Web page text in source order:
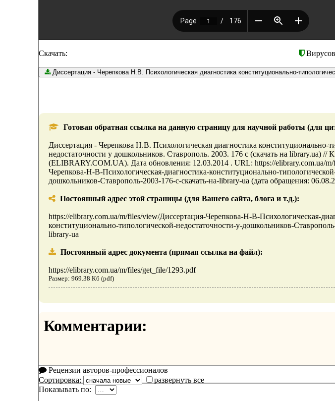
Скачать:
Диссертация - Черепкова Н.В. Психологическая диагностика конституционально-
Готовая обратная ссылка на данную страницу для научной работы (для
Диссертация - Черепкова Н.В. Психологическая диагностика конституционально-
недостаточности у дошкольников. Ставрополь. 2003. 176 с (скачать на library.ua) //
(ELIBRARY.COM.UA). Дата обновления: 12.03.2014 . URL: https://elibrary.com.ua/
Черепкова-Н-В-Психологическая-диагностика-конституционально-
дошкольников-Ставрополь-2003-176-с-скачать-на-library-ua (дата обращения:
Постоянный адрес этой страницы (для Вашего сайта, блога и т.д.):
https://elibrary.com.ua/m/files/view/Диссертация-Черепкова-Н-В-Психологическая-
конституционально-типологической-недостаточности-у-дошкольников-
library-ua
Постоянный адрес документа (прямая ссылка на файл):
https://elibrary.com.ua/m/files/get_file/1293.pdf
Размер: 969.38 Кб (pdf)
Комментарии:
Рецензии авторов-профессионалов
Сортировка:
развернуть все
Показывать по: